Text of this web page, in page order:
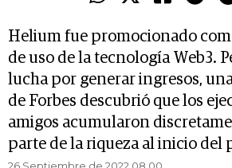
Helium fue promocionado
de uso de la tecnología Web3.
lucha por generar ingresos,
de Forbes descubrió que los
amigos acumularon
parte de la riqueza al inicio del